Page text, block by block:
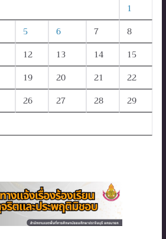
1
5 6 7
8
12 13 14
15
19 20 21
22
26 27 28
29